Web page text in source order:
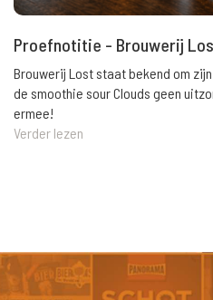
Proefnotitie - Brouwerij
Brouwerij Lost staat bekend om
de smoothie sour Clouds geen
ermee!
Verder lezen